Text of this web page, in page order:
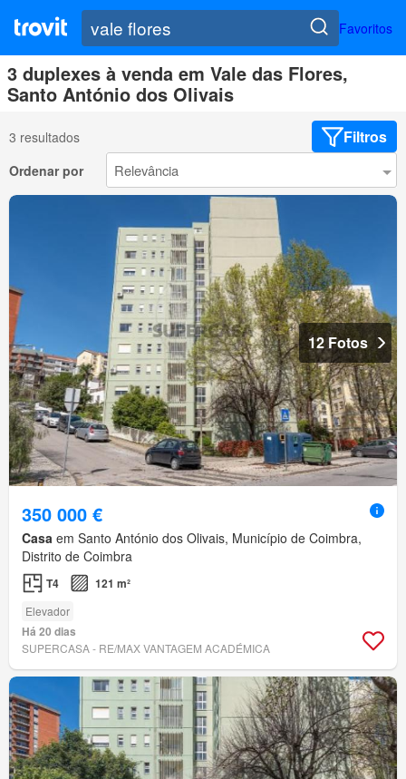
Favoritos
3 duplexes à venda em Vale das Flores,
Santo António dos Olivais
3 resultados Filtros
Ordenar por
12 Fotos
350 000 €
Casa em Santo António dos Olivais, Município de Coimbra,
Distrito de Coimbra
T4 121 m²
Elevador
Há 20 dias
SUPERCASA - RE/MAX VANTAGEM ACADÉMICA